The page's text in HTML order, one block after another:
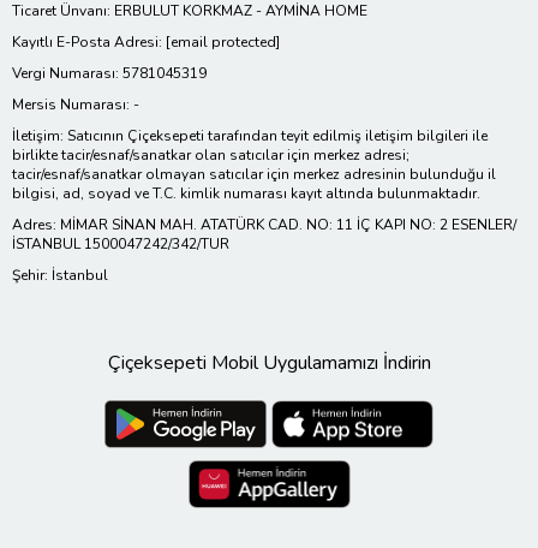
Ticaret Ünvanı: ERBULUT KORKMAZ - AYMİNA HOME
Kayıtlı E-Posta Adresi: [email protected]
Vergi Numarası: 5781045319
Mersis Numarası: -
İletişim: Satıcının Çiçeksepeti tarafından teyit edilmiş iletişim bilgileri ile
birlikte tacir/esnaf/sanatkar olan satıcılar için merkez adresi;
tacir/esnaf/sanatkar olmayan satıcılar için merkez adresinin bulunduğu il
bilgisi, ad, soyad ve T.C. kimlik numarası kayıt altında bulunmaktadır.
Adres: MİMAR SİNAN MAH. ATATÜRK CAD. NO: 11 İÇ KAPI NO: 2 ESENLER/
İSTANBUL 1500047242/342/TUR
Şehir: İstanbul
Çiçeksepeti Mobil Uygulamamızı İndirin